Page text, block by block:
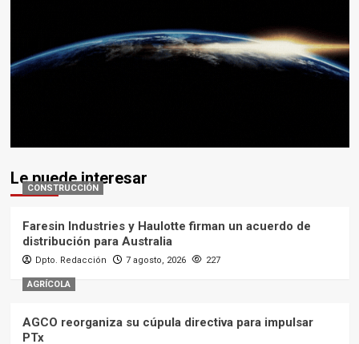
Le puede interesar
CONSTRUCCIÓN
Faresin Industries y Haulotte firman un acuerdo de
distribución para Australia
Dpto. Redacción 7 agosto, 2026 227
AGRÍCOLA
AGCO reorganiza su cúpula directiva para impulsar
PTx